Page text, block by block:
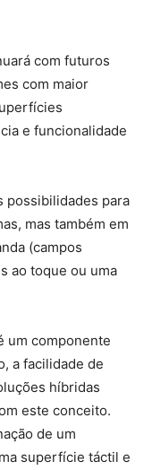
com futuros
com maior
e funcionalidade
possibilidades para
mas também em
(campos
ao toque ou uma
um componente
a facilidade de
híbridas
este conceito.
de um
superfície táctil e